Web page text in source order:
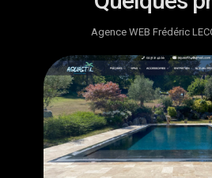
Agence WEB Frédéric